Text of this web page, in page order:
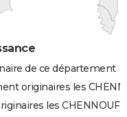
de ce département
originaires les
les CHENNOUF